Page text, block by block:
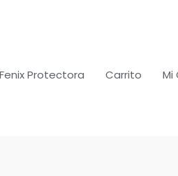
Protectora Carrito Mi